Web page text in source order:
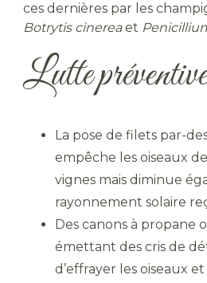
ces dernières par les
Botrytis cinereaet
Lutte préventive
La pose de filets par-
empêche les oiseaux
vignes mais diminue
rayonnement solaire
Des canons à propane
émettant des cris de
d’effrayer les oiseaux